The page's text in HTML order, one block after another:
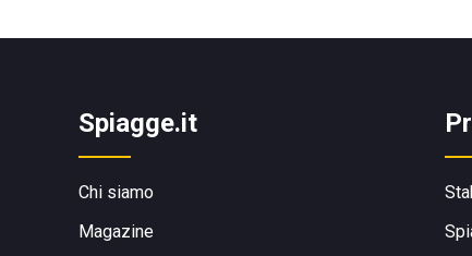
Spiagge.it
Chi siamo
Magazine